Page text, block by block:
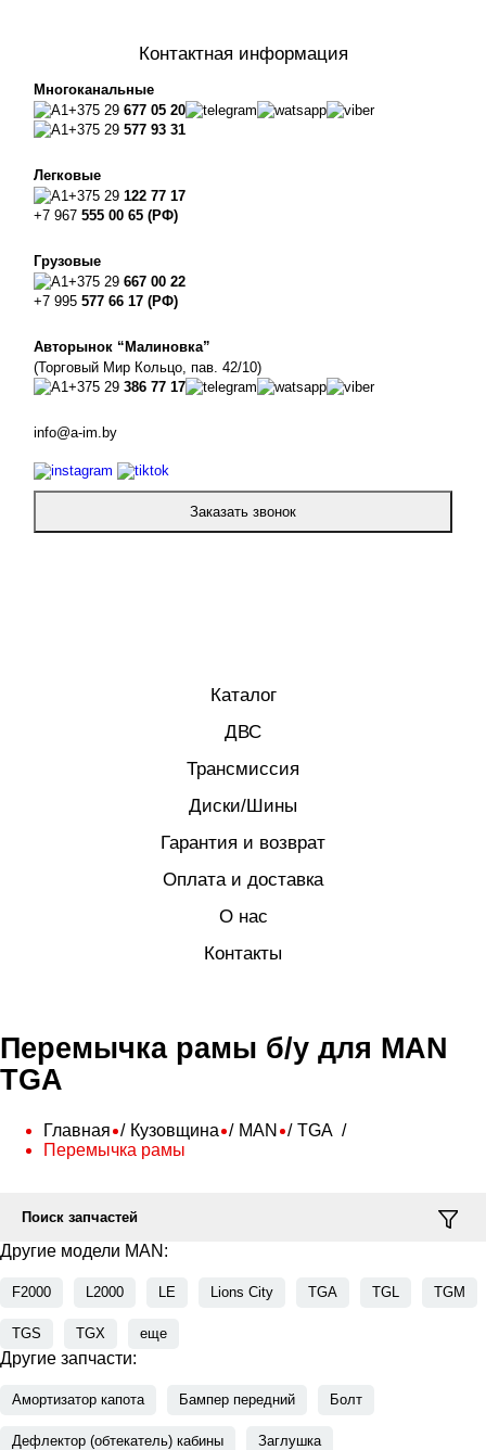
Контактная информация
Многоканальные
+375 29 677 05 20
+375 29 577 93 31
Легковые
+375 29 122 77 17
+7 967 555 00 65 (РФ)
Грузовые
+375 29 667 00 22
+7 995 577 66 17 (РФ)
Авторынок “Малиновка”
(Торговый Мир Кольцо, пав. 42/10)
+375 29 386 77 17
info@a-im.by
Заказать звонок
Каталог
ДВС
Трансмиссия
Диски/Шины
Гарантия и возврат
Оплата и доставка
О нас
Контакты
Перемычка рамы б/у для MAN
TGA
Главная Кузовщина MAN
TGA
Перемычка рамы
Поиск запчастей
Другие модели MAN:
F2000 L2000 LE Lions City TGA TGL TGM
TGS TGX еще
Другие запчасти:
Амортизатор капота Бампер передний Болт
Дефлектор (обтекатель) кабины Заглушка